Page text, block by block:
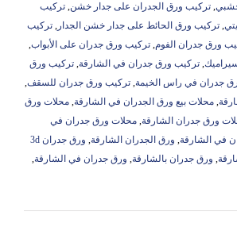
, تركيب ورق الجدران على جدار خشن, تركيب
, تركيب ورق الحائط على جدار خشن الجدار , تركيب
ورق جدران الفوم, تركيب ورق جدران على الأبواب,
, تركيب ورق جدران في الشارقة, تركيب ورق
جدران في راس الخيمة, تركيب ورق جدران للسقف,
, محلات بيع ورق الجدران في الشارقة, محلات ورق
ورق جدران الشارقة, محلات ورق جدران في
في الشارقة, ورق الجدران الشارقة,
ورق جدران 3d
, ورق جدران بالشارقة, ورق جدران في الشارقة,